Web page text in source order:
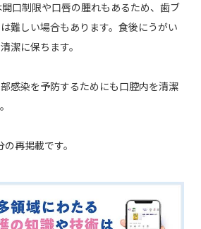
口制限や口唇の腫れもあるため、歯ブ
難しい場合もあります。食後にうがい
潔に保ちます。
感染を予防するためにも口腔内を清潔
再掲載です。